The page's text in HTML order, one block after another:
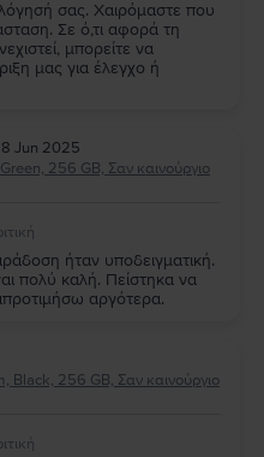
σας. Χαιρόμαστε που
Σε ό,τι αφορά τη
μπορείτε να
μας για έλεγχο ή
Jun 2025
256 GB, Σαν καινούργιο
ήταν υποδειγματική.
πολύ καλή. Πείστηκα να
αργότερα.
Black, 256 GB, Σαν καινούργιο